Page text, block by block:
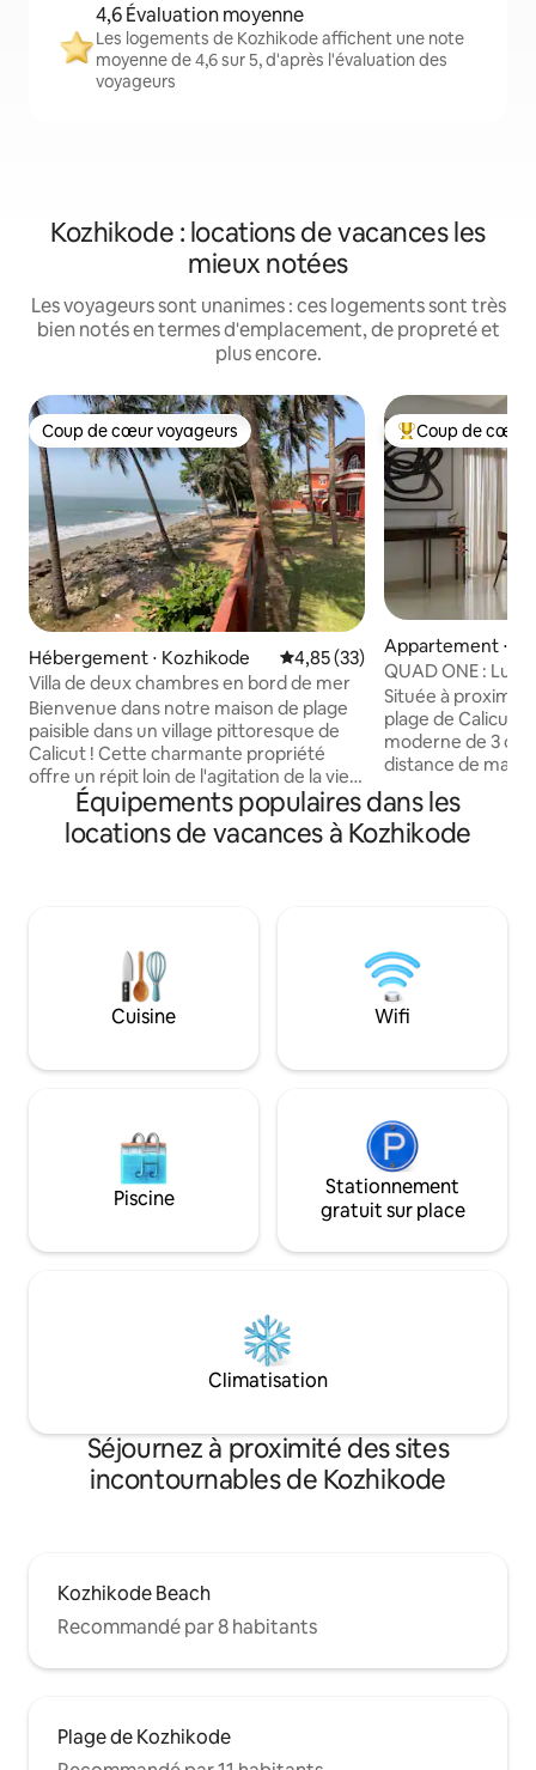
4,6 Évaluation moyenne
Les logements de Kozhikode affichent une note
moyenne de 4,6 sur 5, d'après l'évaluation des
voyageurs
Kozhikode : locations de vacances les
mieux notées
Les voyageurs sont unanimes : ces logements sont très
bien notés en termes d'emplacement, de propreté et
plus encore.
Coup de cœur voyageurs
Coup de cœur voyageurs
Hébergement ⋅ Kozhikode Évaluation moyenne sur la
4,85 (33)
Villa de deux chambres en bord de mer
Bienvenue dans notre maison de plage
paisible dans un village pittoresque de
Calicut ! Cette charmante propriété
offre un répit loin de l'agitation de la vie
quotidienne, et offre une escapade
tranquille où vous pourrez vous
détendre et admirer la beauté
matériaux et de meubles assortis.
Malgré ses charmantes particularités,
dont quelques grinçages, nous vous
invitons à embrasser notre maison avec
Coups de cœur
Coup de cœur
Appartement ⋅
QUAD ONE :
Située à
plage de Calicut,
moderne de 3
distance de
restaurants et
d'intérieurs
d'articles de
raffiné. Au Quad
soigneusement
puissiez
détendre et vous
Équipements populaires dans les
locations de vacances à Kozhikode
Cuisine Wifi
Piscine
Stationnement
gratuit sur place
Climatisation
Séjournez à proximité des sites
incontournables de Kozhikode
Kozhikode Beach
Recommandé par 8 habitants
Plage de Kozhikode